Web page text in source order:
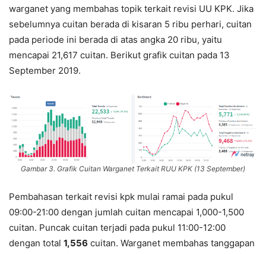
warganet yang membahas topik terkait revisi UU KPK. Jika
sebelumnya cuitan berada di kisaran 5 ribu perhari, cuitan
pada periode ini berada di atas angka 20 ribu, yaitu
mencapai 21,617 cuitan. Berikut grafik cuitan pada 13
September 2019.
Gambar 3. Grafik Cuitan Warganet Terkait RUU KPK (13 September)
Pembahasan terkait revisi kpk mulai ramai pada pukul
09:00-21:00 dengan jumlah cuitan mencapai 1,000-1,500
cuitan. Puncak cuitan terjadi pada pukul 11:00-12:00
dengan total 1,556 cuitan. Warganet membahas tanggapan